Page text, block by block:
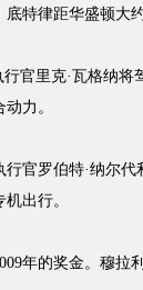
律距华盛顿大约
官里克·瓦格纳将
力。
官罗伯特·纳尔代
出行。
年的奖金。穆拉